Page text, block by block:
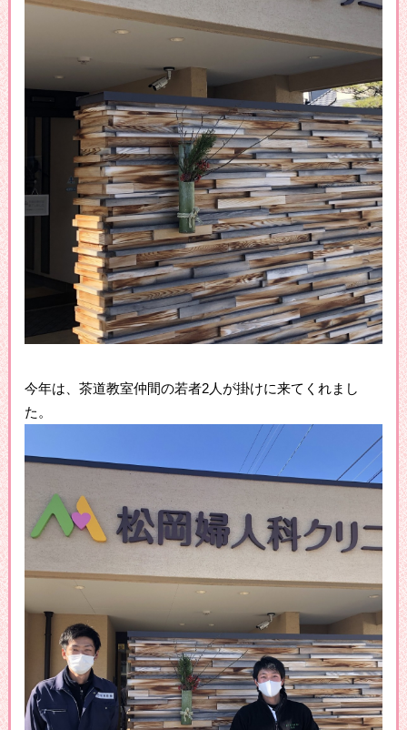
今年は、茶道教室仲間の若者2人が掛けに来てくれまし
た。